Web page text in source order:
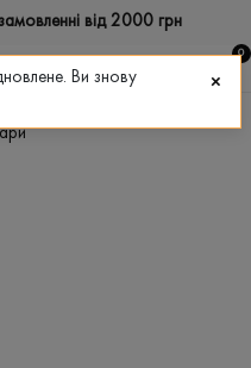
від 2000 грн
0
Ви знову